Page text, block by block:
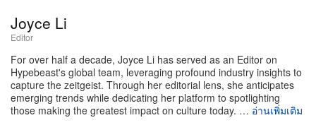
ข่าวลือเรื่องอายุของซีรีส์เรื่องนี้ลอยมาให้ได้ยินตลอดหลาย
เดือนที่ผ่านมา โดยเฉพาะหลังจากตารางถ่ายทำสุดโหดต่อ
เนื่องของหลายซีซันก่อนหน้า ตอนนี้ทีมสร้างที่นำโดยผู้
สร้างซีรีส์ Christopher Storer ตัดสินใจอย่างเป็นทางการ
แล้วว่าจะปิดเรื่องด้วยเงื่อนไขของตัวเอง การประกาศครั้ง
Joyce Li
Editor
For over half a decade, Joyce Li has served as an Editor on
Hypebeast's global team, leveraging profound industry insights to
capture the zeitgeist. Through her editorial lens, she anticipates
emerging trends while dedicating her platform to spotlighting
those making the greatest impact on culture today. … อ่านเพิ่มเติม